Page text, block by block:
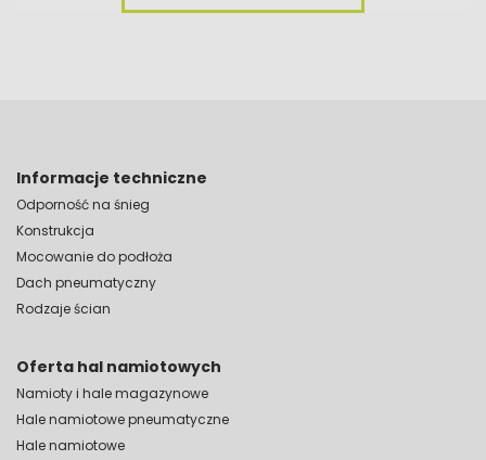
Informacje techniczne
Odporność na śnieg
Konstrukcja
Mocowanie do podłoża
Dach pneumatyczny
Rodzaje ścian
Oferta hal namiotowych
Namioty i hale magazynowe
Hale namiotowe pneumatyczne
Hale namiotowe